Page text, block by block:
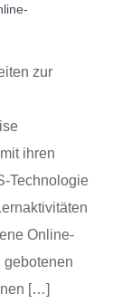
zur
ihren
Technologie
Online-
gebotenen
[…]